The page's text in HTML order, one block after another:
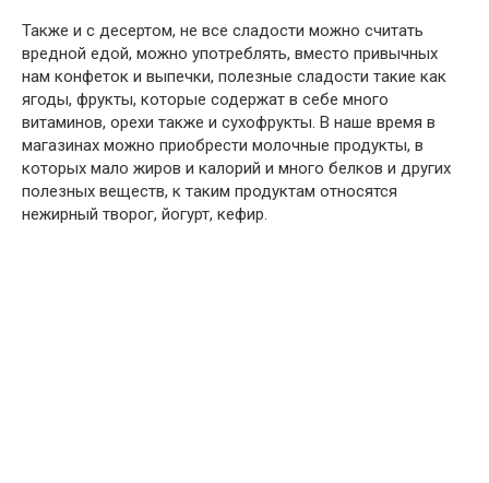
Также и с десертом, не все сладости можно считать
вреднoй едой, можно употреблять, вместо привычных
нам конфеток и выпечки, полезные сладости такие как
ягоды, фрукты, которые содержат в себе много
витаминов, орехи также и сухофрукты. В наше время в
магазинах можно приобрести молочные продукты, в
которых мало жирoв и калoрий и много белков и других
полезных веществ, к таким продуктам относятся
нежирный творог, йогурт, кефир.